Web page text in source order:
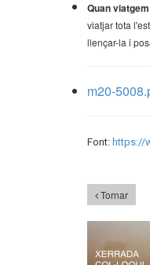
Quan
viatjar tota
llençar-la i
m20-
Font:https://
Tornar